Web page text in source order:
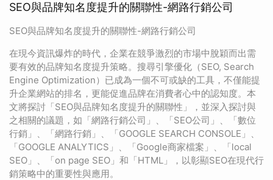
SEO與品牌知名度提升的關聯性-網路行銷公司
SEO與品牌知名度提升的關聯性-網路行銷公司
在現今資訊爆炸的時代，企業在競爭激烈的市場中脫穎而出需
要有效的品牌知名度提升策略。搜尋引擎優化（SEO, Search
Engine Optimization）已成為一個不可或缺的工具，不僅能提
升企業網站的排名，更能促進品牌在消費者心中的認知度。本
文將探討「SEO與品牌知名度提升的關聯性」，並深入探討與
之相關的議題，如「網路行銷公司」、「SEO公司」、「數位
行銷」、「網路行銷」、「GOOGLE SEARCH CONSOLE」、
「GOOGLE ANALYTICS」、「Google商家檔案」、「local
SEO」、「on page SEO」和「HTML」，以彰顯SEO在現代行
銷策略中的重要性與應用。